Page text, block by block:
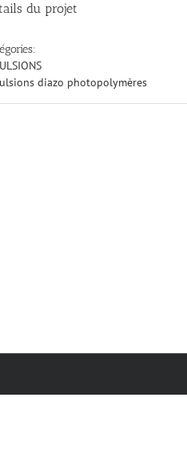
du projet
diazo photopolymères